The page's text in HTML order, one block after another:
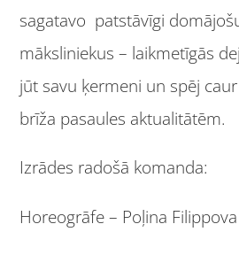
sagatavo patstāvīgi
māksliniekus – laikmetīgās
jūt savu ķermeni un spēj
brīža pasaules aktualitātēm.
Izrādes radošā komanda:
Horeogrāfe – Poļina Filippova